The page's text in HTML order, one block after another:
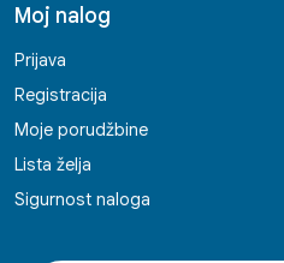
Moj nalog
Prijava
Registracija
Moje porudžbine
Lista želja
Sigurnost naloga